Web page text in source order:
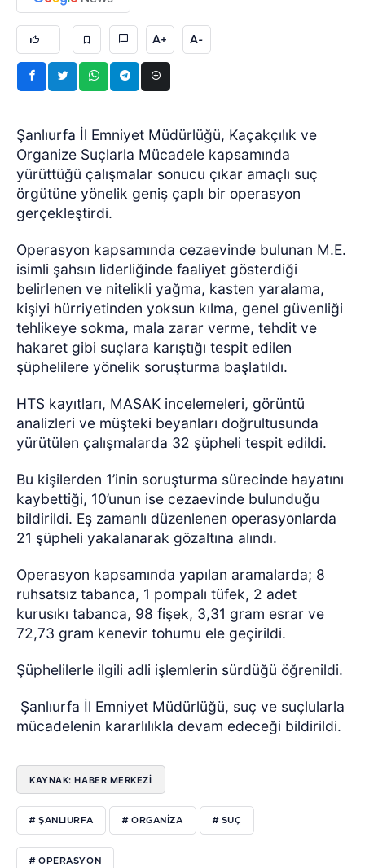
A+ A-
Şanlıurfa İl Emniyet Müdürlüğü, Kaçakçılık ve
Organize Suçlarla Mücadele kapsamında
yürüttüğü çalışmalar sonucu çıkar amaçlı suç
örgütüne yönelik geniş çaplı bir operasyon
gerçekleştirdi.
Operasyon kapsamında cezaevinde bulunan M.E.
isimli şahsın liderliğinde faaliyet gösterdiği
belirlenen ve nitelikli yağma, kasten yaralama,
kişiyi hürriyetinden yoksun kılma, genel güvenliği
tehlikeye sokma, mala zarar verme, tehdit ve
hakaret gibi suçlara karıştığı tespit edilen
şüphelilere yönelik soruşturma başlatıldı.
HTS kayıtları, MASAK incelemeleri, görüntü
analizleri ve müşteki beyanları doğrultusunda
yürütülen çalışmalarda 32 şüpheli tespit edildi.
Bu kişilerden 1’inin soruşturma sürecinde hayatını
kaybettiği, 10’unun ise cezaevinde bulunduğu
bildirildi. Eş zamanlı düzenlenen operasyonlarda
21 şüpheli yakalanarak gözaltına alındı.
Operasyon kapsamında yapılan aramalarda; 8
ruhsatsız tabanca, 1 pompalı tüfek, 2 adet
kurusıkı tabanca, 98 fişek, 3,31 gram esrar ve
72,73 gram kenevir tohumu ele geçirildi.
Şüphelilerle ilgili adli işlemlerin sürdüğü öğrenildi.
Şanlıurfa İl Emniyet Müdürlüğü, suç ve suçlularla
mücadelenin kararlılıkla devam edeceği bildirildi.
KAYNAK: HABER MERKEZİ
# ŞANLIURFA # ORGANİZA # SUÇ
# OPERASYON